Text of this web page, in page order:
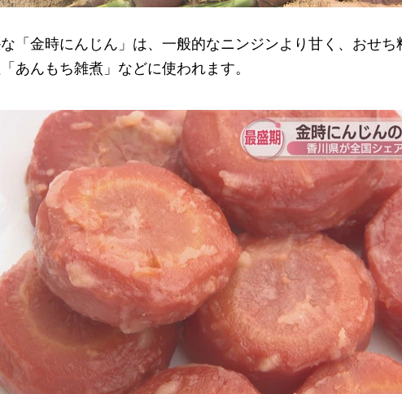
「金時にんじん」は、一般的なニンジンより甘く、おせち
あんもち雑煮」などに使われます。